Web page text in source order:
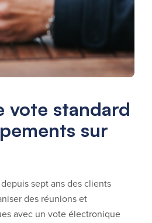
vote standard
sur
sept ans des clients
des réunions et
avec un vote électronique